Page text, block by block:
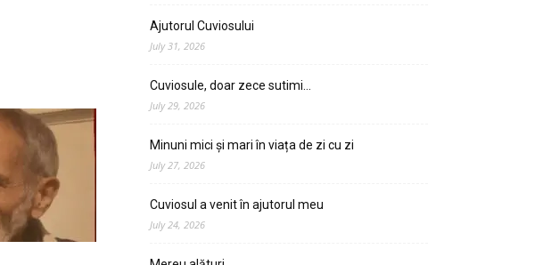
Ajutorul Cuviosului
July 31, 2026
Cuviosule, doar zece sutimi…
July 29, 2026
Minuni mici și mari în viața de zi cu zi
July 27, 2026
Cuviosul a venit în ajutorul meu
July 24, 2026